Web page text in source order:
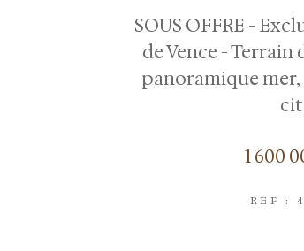
SOUS OFFRE -
de Vence - Terrain
panoramique mer,
cit
1 600
REF :